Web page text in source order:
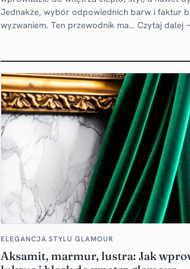
Jednakże, wybór odpowiednich barw i faktur
wyzwaniem. Ten przewodnik ma… Czytaj dalej
ELEGANCJA STYLU GLAMOUR
Aksamit, marmur, lustra: Jak